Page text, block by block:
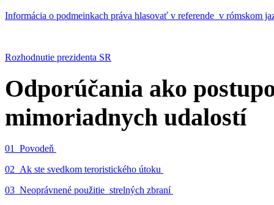
Informácia o podmeinkach práva hlasovať v referende v rómskom
Rozhodnutie prezidenta SR
Odporúčania ako
mimoriadnych udalostí
01_Povodeň
02_Ak ste svedkom teroristického útoku
03_Neoprávnené použitie strelných zbraní